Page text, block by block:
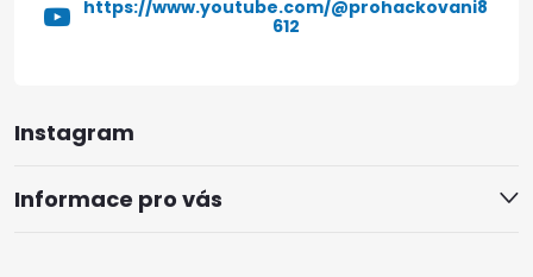
Instagram
Informace pro vás
https://www.youtube.com/@prohackovani8
612